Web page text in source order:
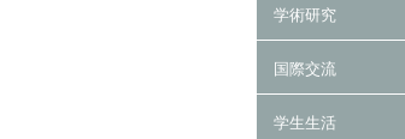
学術研究
国際交流
学生生活